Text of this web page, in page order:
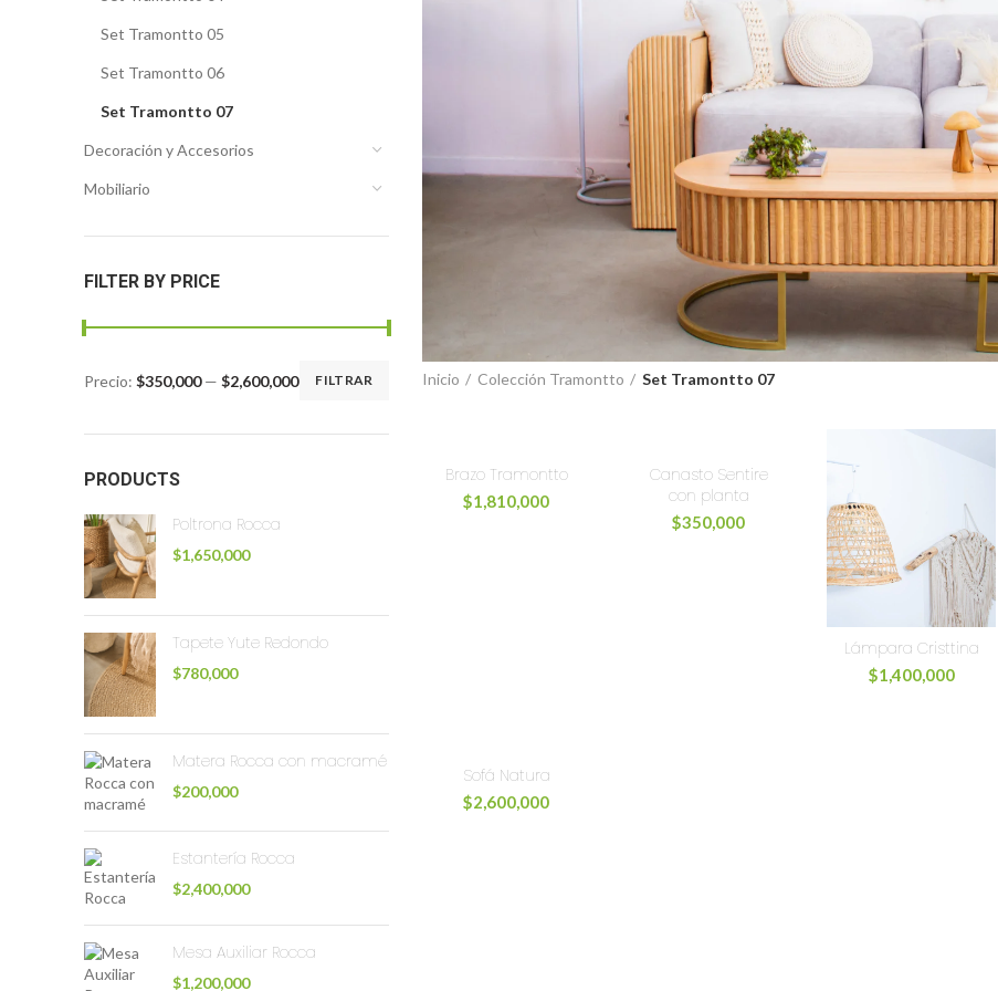
Set Tramontto 05
Set Tramontto 06
Set Tramontto 07
Decoración y Accesorios
Mobiliario
FILTER BY PRICE
FILTRAR
Precio: $350,000— $2,600,000
PRODUCTS
Poltrona Rocca
$1,650,000
Tapete Yute Redondo
$780,000
Matera Rocca con macramé
$200,000
Estantería Rocca
$2,400,000
Mesa Auxiliar Rocca
$1,200,000
Inicio Colección Tramontto Set Tramontto 07
Brazo Tramontto
$1,810,000
Canasto Sentire
con planta
$350,000
Lámpara Cristtina
$1,400,000
Sofá Natura
$2,600,000